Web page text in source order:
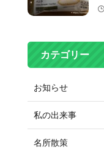
カテゴリー
お知らせ
私の出来事
名所散策